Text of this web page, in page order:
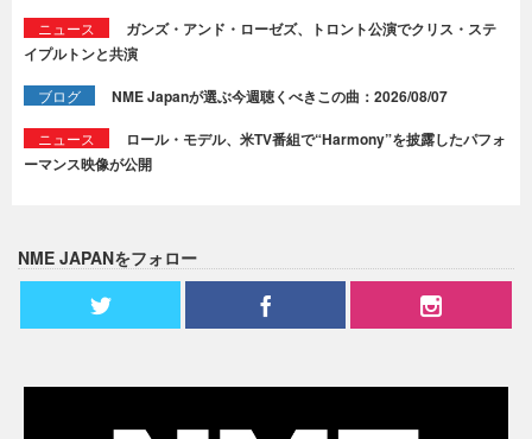
ニュース
ガンズ・アンド・ローゼズ、トロント公演でクリス・ステ
イプルトンと共演
ブログ NME Japanが選ぶ今週聴くべきこの曲：2026/08/07
ニュース
ロール・モデル、米TV番組で“Harmony”を披露したパフォ
ーマンス映像が公開
NME JAPANをフォロー